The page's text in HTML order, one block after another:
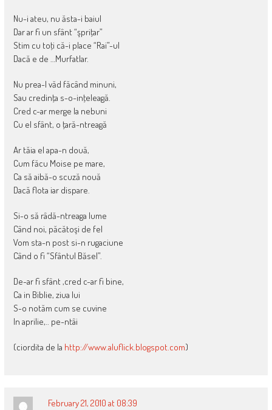
Nu-i ateu, nu ăsta-i baiul
Dar ar fi un sfânt “şpriţar”
Stim cu toţi că-i place “Rai”-ul
Dacă e de …Murfatlar.
Nu prea-l văd făcând minuni,
Sau credinţa s-o-inţeleagă.
Cred c-ar merge la nebuni
Cu el sfânt, o ţară-ntreagă
Ar tăia el apa-n două,
Cum făcu Moise pe mare,
Ca să aibă-o scuză nouă
Dacă flota iar dispare.
Si-o să râdă-ntreaga lume
Când noi, păcătoşi de fel
Vom sta-n post si-n rugaciune
Când o fi “Sfântul Băsel”.
De-ar fi sfânt ,cred c-ar fi bine,
Ca in Biblie, ziua lui
S-o notăm cum se cuvine
In aprilie,.. pe-ntâi
(ciordita de la http://www.aluflick.blogspot.com)
February 21, 2010 at 08:39